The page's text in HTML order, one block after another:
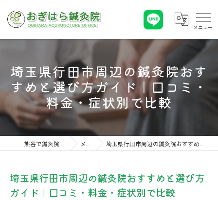
埼玉県行田市周辺の鍼灸院おす
すめと選び方ガイド｜口コミ・
料金・症状別で比較
メディア 埼玉県行田市周辺の鍼灸院おすすめと選び方ガイド｜口コミ・料金・症状別で比較
埼玉県行田市周辺の鍼灸院おすすめと選び方
ガイド｜口コミ・料金・症状別で比較